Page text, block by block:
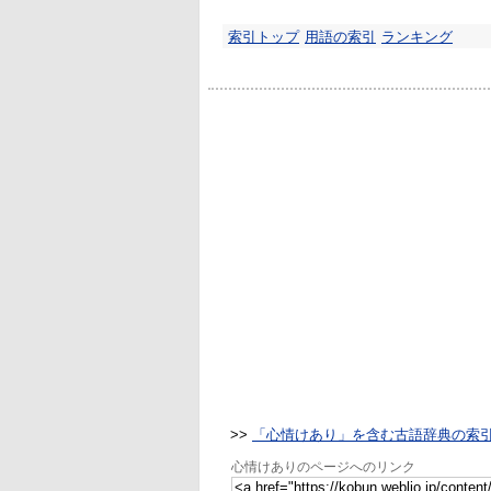
索引トップ 用語の索引 ランキング
>> 「心情けあり」を含む古語辞典の索
心情けありのページへのリンク